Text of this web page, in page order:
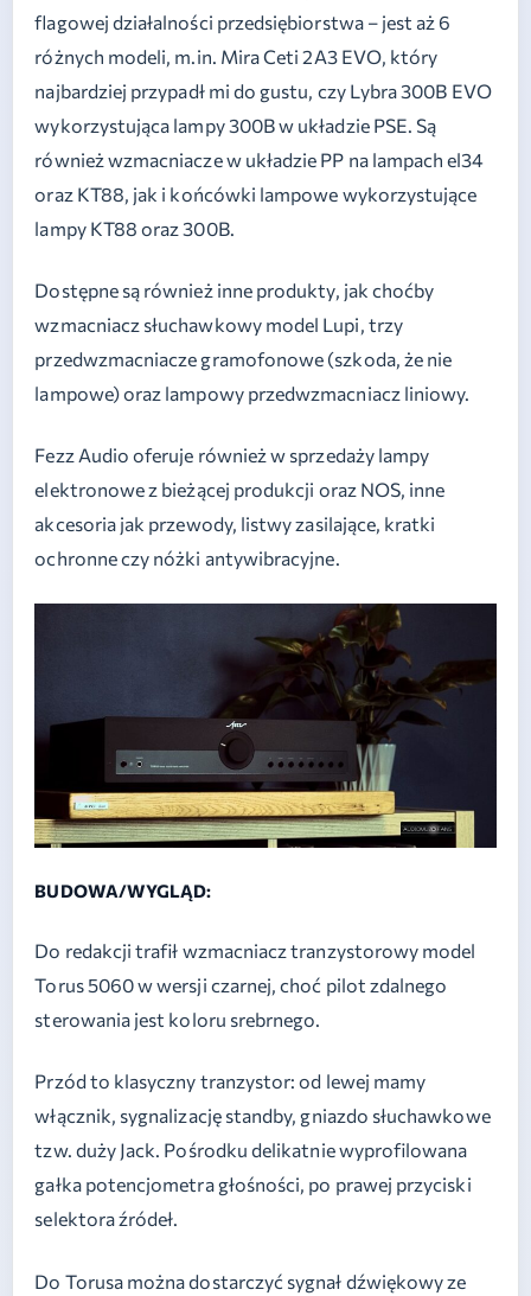
flagowej działalności przedsiębiorstwa – jest aż 6
różnych modeli, m.in. Mira Ceti 2A3 EVO, który
najbardziej przypadł mi do gustu, czy Lybra 300B EVO
wykorzystująca lampy 300B w układzie PSE. Są
również wzmacniacze w układzie PP na lampach el34
oraz KT88, jak i końcówki lampowe wykorzystujące
lampy KT88 oraz 300B.
Dostępne są również inne produkty, jak choćby
wzmacniacz słuchawkowy model Lupi, trzy
przedwzmacniacze gramofonowe (szkoda, że nie
lampowe) oraz lampowy przedwzmacniacz liniowy.
Fezz Audio oferuje również w sprzedaży lampy
elektronowe z bieżącej produkcji oraz NOS, inne
akcesoria jak przewody, listwy zasilające, kratki
ochronne czy nóżki antywibracyjne.
BUDOWA/WYGLĄD:
Do redakcji trafił wzmacniacz tranzystorowy model
Torus 5060 w wersji czarnej, choć pilot zdalnego
sterowania jest koloru srebrnego.
Przód to klasyczny tranzystor: od lewej mamy
włącznik, sygnalizację standby, gniazdo słuchawkowe
tzw. duży Jack. Pośrodku delikatnie wyprofilowana
gałka potencjometra głośności, po prawej przyciski
selektora źródeł.
Do Torusa można dostarczyć sygnał dźwiękowy ze